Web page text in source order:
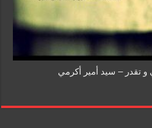
و تقدر – سيد أمير أكرمي